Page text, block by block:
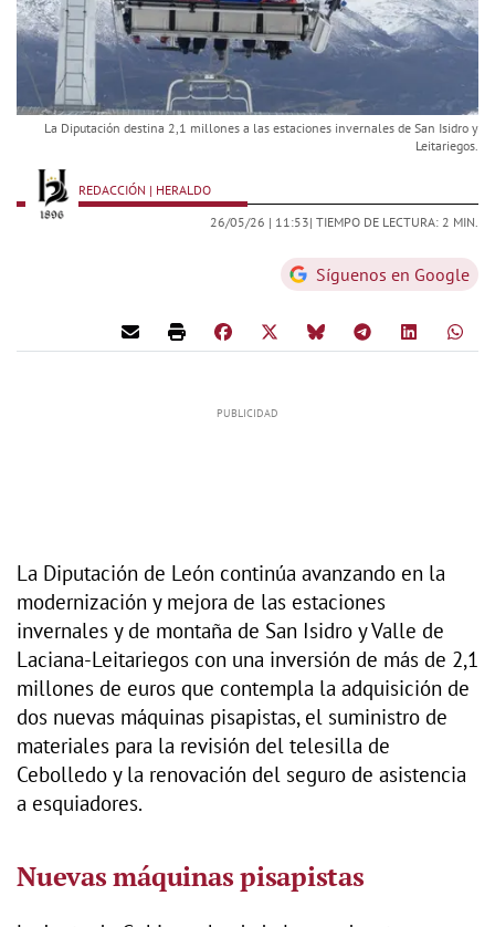
La Diputación destina 2,1 millones a las estaciones invernales de San Isidro y
Leitariegos.
REDACCIÓN | HERALDO
26/05/26 | 11:53| TIEMPO DE LECTURA: 2 MIN.
Síguenos en Google
La Diputación de León continúa avanzando en la
modernización y mejora de las estaciones
invernales y de montaña de San Isidro y Valle de
Laciana-Leitariegos con una inversión de más de 2,1
millones de euros que contempla la adquisición de
dos nuevas máquinas pisapistas, el suministro de
materiales para la revisión del telesilla de
Cebolledo y la renovación del seguro de asistencia
a esquiadores.
Nuevas máquinas pisapistas